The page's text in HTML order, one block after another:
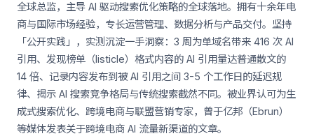
全球总监，主导 AI 驱动搜索优化策略的全球落地。拥有十余年电
商与国际市场经验，专长运营管理、数据分析与产品交付。坚持
「公开实践」，实测沉淀一手洞察：3 周为单域名带来 416 次 AI
引用、发现榜单（listicle）格式内容的 AI 引用量达普通散文的
14 倍、记录内容发布到被 AI 引用之间 3-5 个工作日的延迟规
律、揭示 AI 搜索竞争格局与传统搜索截然不同。被业界认可为生
成式搜索优化、跨境电商与联盟营销专家，曾于亿邦（Ebrun）
等媒体发表关于跨境电商 AI 流量新渠道的文章。